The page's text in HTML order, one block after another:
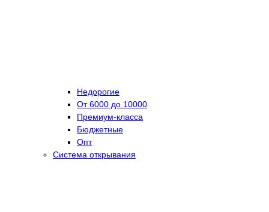
Недорогие
От 6000 до 10000
Премиум-класса
Бюджетные
Опт
Система открывания